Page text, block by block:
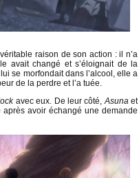
raison de son action : il n’a
avait changé et s’éloignait de la
se morfondait dans l’alcool, elle a
de la perdre et l’a tuée.
avec eux. De leur côté,Asunaet
avoir échangé une demande